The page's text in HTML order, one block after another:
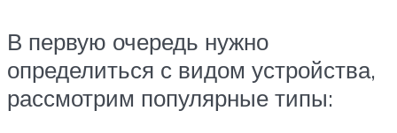
В первую очередь нужно
определиться с видом устройства,
рассмотрим популярные типы: